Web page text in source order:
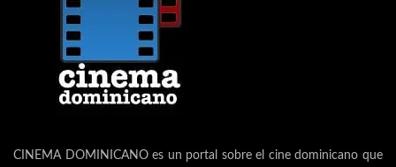
CINEMA DOMINICANO es un portal sobre el cine dominicano que